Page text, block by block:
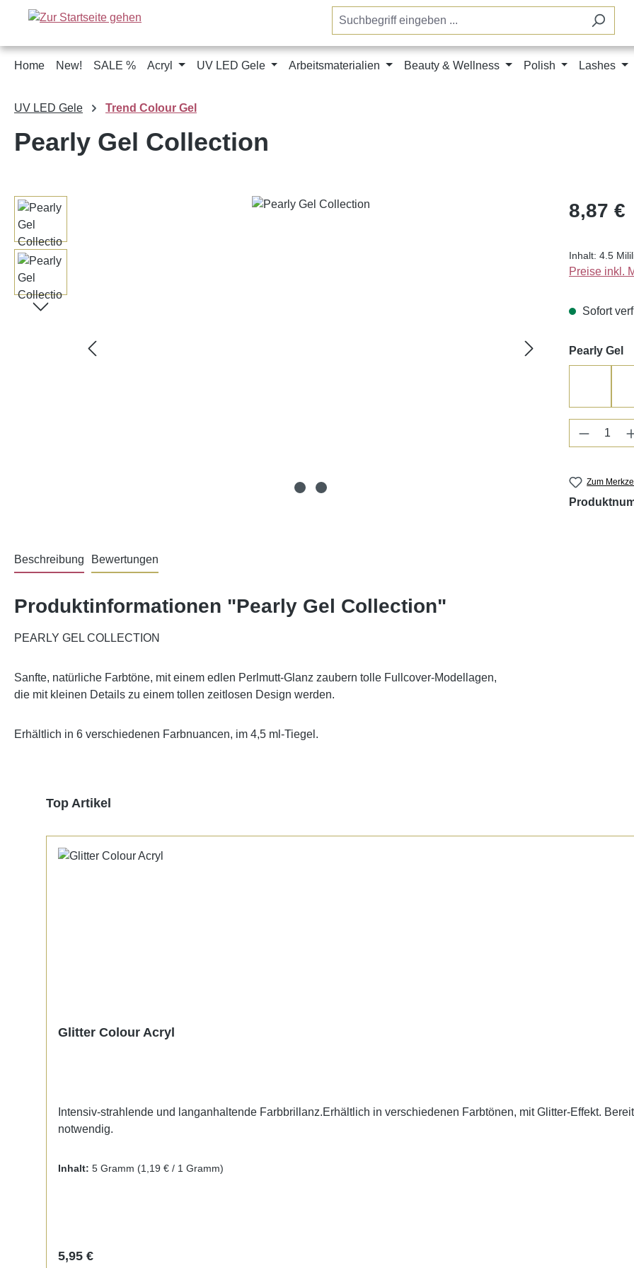
Hauptinhalt springen
Zur Suche springen
Zur Hauptnavigation springen
Home New! SALE % Acryl UV LED Gele Arbeitsmaterialien Beauty & Wellness Polish Lashes
UV LED Gele Trend Colour Gel
Pearly Gel Collection
Bildergalerie überspringen Regulärer
8,87 €
Inhalt: 4.5
Preise inkl.
Sofort
Pearly Gel
Zum
Beschreibung Bewertungen
Produktinformationen "Pearly Gel Collection"
PEARLY GEL COLLECTION
Sanfte, natürliche Farbtöne, mit einem edlen Perlmutt-Glanz zaubern tolle Fullcover-Modellagen,
die mit kleinen Details zu einem tollen zeitlosen Design werden.
Erhältlich in 6 verschiedenen Farbnuancen, im 4,5 ml-Tiegel.
Produktgalerie überspringen
Top Artikel
Glitter Colour Acryl
Intensiv-strahlende und langanhaltende Farbbrillanz.Erhältlich in verschiedenen Farbtönen, mit Glitter-Effekt.
notwendig.
Inhalt: 5 Gramm (1,19 € / 1 Gramm)
Regulärer Preis:
5,95 €